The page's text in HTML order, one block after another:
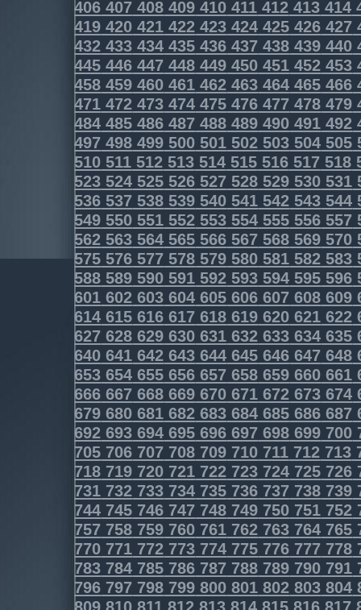
406 407 408 409 410 411 412 413 414
419 420 421 422 423 424 425 426 427
432 433 434 435 436 437 438 439 440
445 446 447 448 449 450 451 452 453
458 459 460 461 462 463 464 465 466
471 472 473 474 475 476 477 478 479
484 485 486 487 488 489 490 491 492
497 498 499 500 501 502 503 504 505
510 511 512 513 514 515 516 517 518
523 524 525 526 527 528 529 530 531
536 537 538 539 540 541 542 543 544
549 550 551 552 553 554 555 556 557
562 563 564 565 566 567 568 569 570
575 576 577 578 579 580 581 582 583
588 589 590 591 592 593 594 595 596
601 602 603 604 605 606 607 608 609
614 615 616 617 618 619 620 621 622
627 628 629 630 631 632 633 634 635
640 641 642 643 644 645 646 647 648
653 654 655 656 657 658 659 660 661
666 667 668 669 670 671 672 673 674
679 680 681 682 683 684 685 686 687
692 693 694 695 696 697 698 699 700
705 706 707 708 709 710 711 712 713
718 719 720 721 722 723 724 725 726
731 732 733 734 735 736 737 738 739
744 745 746 747 748 749 750 751 752
757 758 759 760 761 762 763 764 765
770 771 772 773 774 775 776 777 778
783 784 785 786 787 788 789 790 791
796 797 798 799 800 801 802 803 804